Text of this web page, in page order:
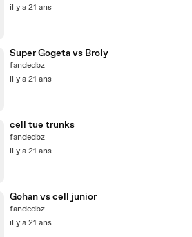
il y a 21 ans
Super Gogeta vs Broly
fandedbz
il y a 21 ans
cell tue trunks
fandedbz
il y a 21 ans
Gohan vs cell junior
fandedbz
il y a 21 ans